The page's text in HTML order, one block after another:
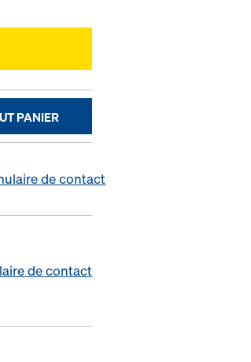
PANIER
de contact
de contact